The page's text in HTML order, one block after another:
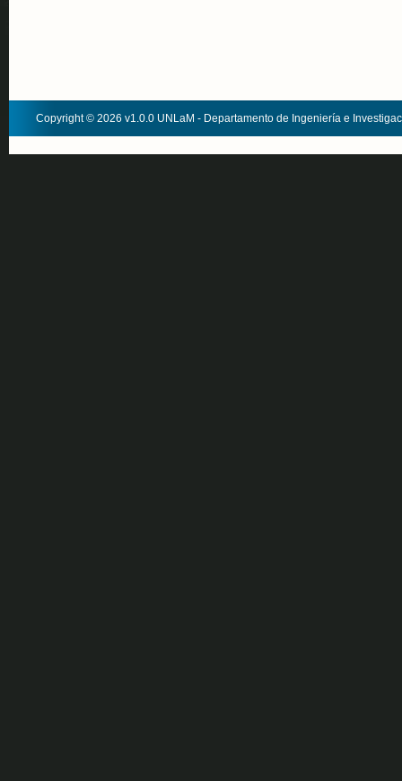
Copyright © 2026 v1.0.0 UNLaM - Departamento de Ingeniería e